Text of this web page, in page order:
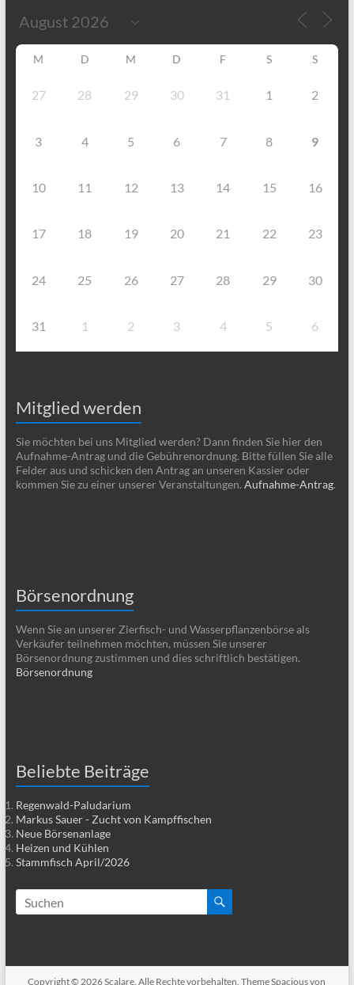
M D M D F S S
27 28 29 30 31 1 2
3 4 5 6 7 8 9
10 11 12 13 14 15 16
17 18 19 20 21 22 23
24 25 26 27 28 29 30
31 1 2 3 4 5 6
Mitglied werden
Sie möchten bei uns Mitglied werden? Dann finden Sie hier den
Aufnahme-Antrag und die Gebührenordnung. Bitte füllen Sie alle
Felder aus und schicken den Antrag an unseren Kassier oder
kommen Sie zu einer unserer Veranstaltungen. Aufnahme-Antrag.
Börsenordnung
Wenn Sie an unserer Zierfisch- und Wasserpflanzenbörse als
Verkäufer teilnehmen möchten, müssen Sie unserer
Börsenordnung zustimmen und dies schriftlich bestätigen.
Börsenordnung
Beliebte Beiträge
Regenwald-Paludarium
Markus Sauer - Zucht von Kampffischen
Neue Börsenanlage
Heizen und Kühlen
Stammfisch April/2026
Copyright © 2026Scalare. Alle Rechte vorbehalten. ThemeSpaciousvon